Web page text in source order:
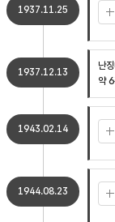
1937.11.25
1937.12.13
난
약
1943.02.14
1944.08.23